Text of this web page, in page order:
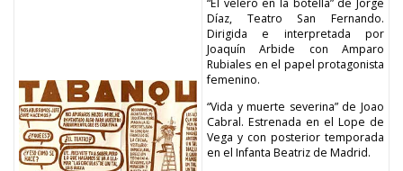
“El velero en la botella” de Jorge
Díaz, Teatro San Fernando.
Dirigida e interpretada por
Joaquín Arbide con Amparo
Rubiales en el papel protagonista
femenino.
“Vida y muerte severina” de Joao
Cabral. Estrenada en el Lope de
Vega y con posterior temporada
en el Infanta Beatriz de Madrid.